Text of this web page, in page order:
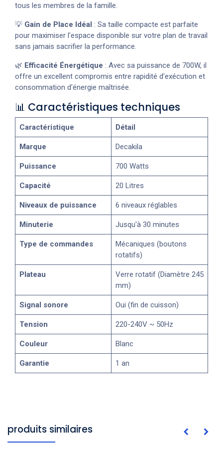
tous les membres de la famille.
💡 Gain de Place Idéal : Sa taille compacte est parfaite
pour maximiser l'espace disponible sur votre plan de travail
sans jamais sacrifier la performance.
🌿 Efficacité Énergétique : Avec sa puissance de 700W, il
offre un excellent compromis entre rapidité d'exécution et
consommation d'énergie maîtrisée.
📊 Caractéristiques techniques
Caractéristique Détail
Marque Decakila
Puissance 700 Watts
Capacité 20 Litres
Niveaux de puissance 6 niveaux réglables
Minuterie Jusqu'à 30 minutes
Type de commandes
Mécaniques (boutons
rotatifs)
Plateau
Verre rotatif (Diamètre 245
mm)
Signal sonore Oui (fin de cuisson)
Tension 220-240V ~ 50Hz
Couleur Blanc
Garantie 1 an
produits similaires